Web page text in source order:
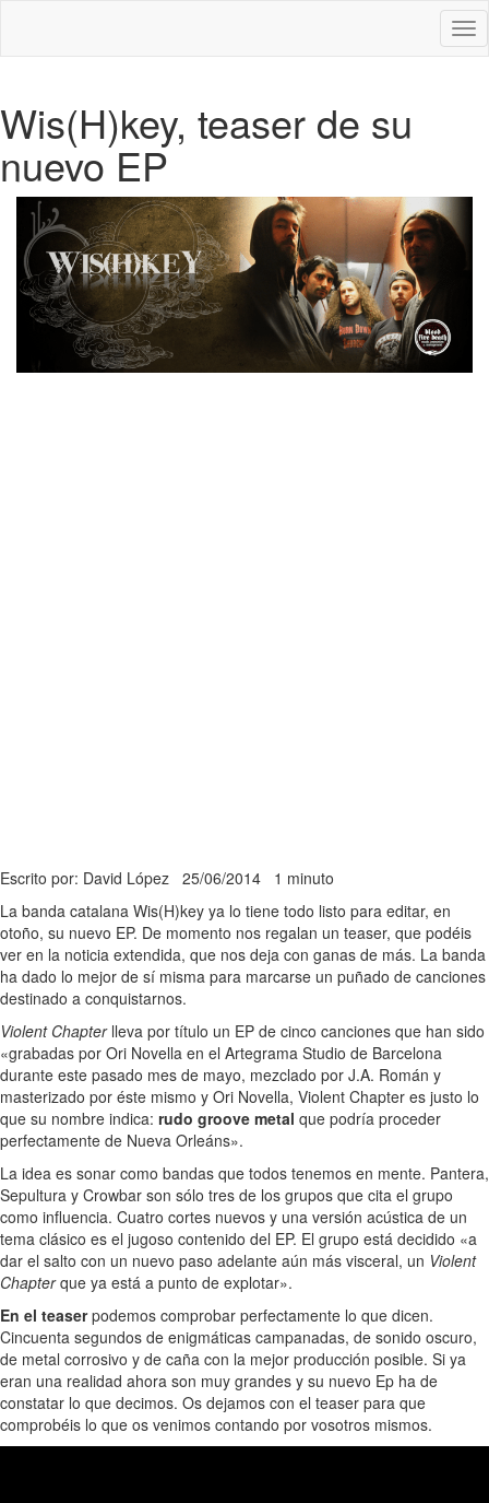
Wis(H)key, teaser de su
nuevo EP
Escrito por: David López 25/06/2014 1 minuto
La banda catalana Wis(H)key ya lo tiene todo listo para editar, en
otoño, su nuevo EP. De momento nos regalan un teaser, que podéis
ver en la noticia extendida, que nos deja con ganas de más. La banda
ha dado lo mejor de sí misma para marcarse un puñado de canciones
destinado a conquistarnos.
Violent Chapterlleva por título un EP de cinco canciones que han sido
«grabadas por Ori Novella en el Artegrama Studio de Barcelona
durante este pasado mes de mayo, mezclado por J.A. Román y
masterizado por éste mismo y Ori Novella, Violent Chapter es justo lo
que su nombre indica: rudo groove metal que podría proceder
perfectamente de Nueva Orleáns».
La idea es sonar como bandas que todos tenemos en mente. Pantera,
Sepultura y Crowbar son sólo tres de los grupos que cita el grupo
como influencia. Cuatro cortes nuevos y una versión acústica de un
tema clásico es el jugoso contenido del EP. El grupo está decidido «a
dar el salto con un nuevo paso adelante aún más visceral, un Violent
Chapterque ya está a punto de explotar».
En el teaserpodemos comprobar perfectamente lo que dicen.
Cincuenta segundos de enigmáticas campanadas, de sonido oscuro,
de metal corrosivo y de caña con la mejor producción posible. Si ya
eran una realidad ahora son muy grandes y su nuevo Ep ha de
constatar lo que decimos. Os dejamos con el teaser para que
comprobéis lo que os venimos contando por vosotros mismos.